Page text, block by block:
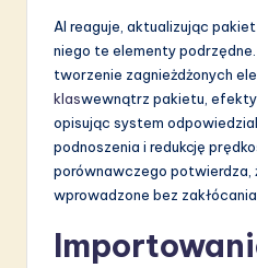
AI reaguje, aktualizując
niego te elementy
tworzenie zagnieżdżonych
klaswewnątrz pakietu,
opisując system
podnoszenia i redukcję
porównawczego potwierdza,
wprowadzone bez